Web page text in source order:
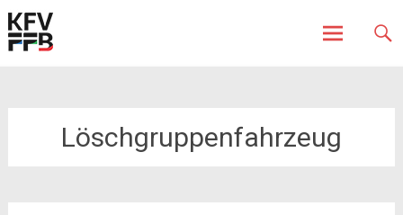
Löschgruppenfahrzeug